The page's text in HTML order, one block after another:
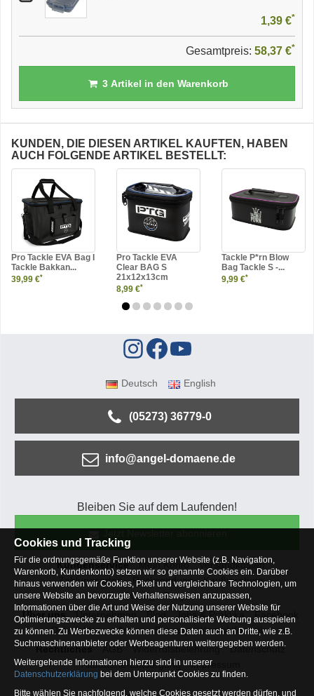
1,39 €*
Gesamtpreis: 58,37 €*
3Artikel in den Warenkorb
KUNDEN, DIE DIESEN ARTIKEL KAUFTEN, HABEN
AUCH FOLGENDE ARTIKEL BESTELLT:
Pro Tackle EVA Bag I
Tackle Bakkan...
39,99 €*
Pro Tackle EVA
Clear BAG S
21x12x13cm
8,99 €*
Tackle P*rn Blow
Bag Tackle S -...
9,99 €*
Deutsch English
(05273) 36779-0
info@angel-domaene.de
Bleiben Sie auf dem Laufenden!
Kundenservice Mein Konto
Versandkosten
Zahlungsarten
Rücksendung
Kaufberatung
Häufige Fragen
Über uns
Unternehmen Blog Jobs & Praktika
Facebook
Osterfeldsee
Archiv Sitemap
Kontaktformular
Rechtliches
AGB Widerrufsbelehrung
Datenschutz
Altbatterie-Entsorgung
Impressum
Cookies und Tracking
Für die ordnungsgemäße Funktion unserer Website (z.B. Navigation,
Warenkorb, Kundenkonto) setzen wir so genannte Cookies ein. Darüber
hinaus verwenden wir Cookies, Pixel und vergleichbare Technologien, um
unsere Website an bevorzugte Verhaltensweisen anzupassen,
Informationen über die Art und Weise der Nutzung unserer Website für
Optimierungszwecke zu erhalten und personalisierte Werbung ausspielen
zu können. Zu Werbezwecke können diese Daten auch an Dritte, wie z.B.
Suchmaschinenanbieter oder Werbeagenturen weitergegeben werden.
Weitergehende Informationen hierzu sind in unserer
Datenschutzerklärung bei dem Unterpunkt Cookies zu finden.
Bitte wählen Sie nachfolgend, welche Cookies gesetzt werden dürfen, und